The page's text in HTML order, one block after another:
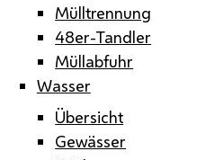
Mülltrennung
48er-Tandler
Müllabfuhr
Wasser
Übersicht
Gewässer